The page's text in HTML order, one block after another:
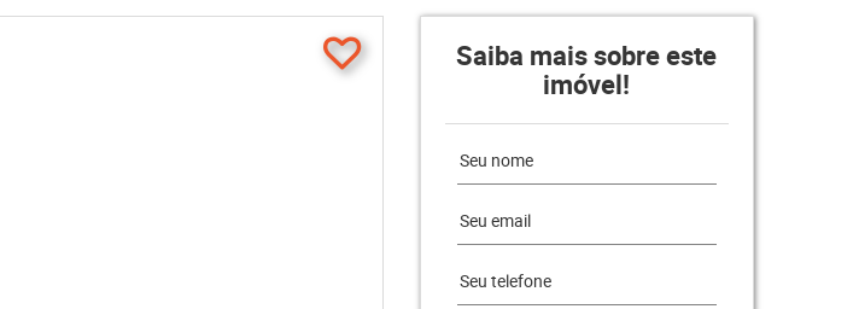
Saiba mais sobre este
imóvel!